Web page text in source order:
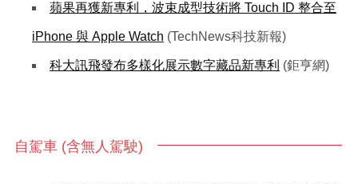
蘋果再獲新專利，波束成型技術將 Touch ID 整合至
iPhone 與 Apple Watch (TechNews科技新報)
科大訊飛發布多樣化展示數字藏品新專利 (鉅亨網)
自駕車 (含無人駕駛)